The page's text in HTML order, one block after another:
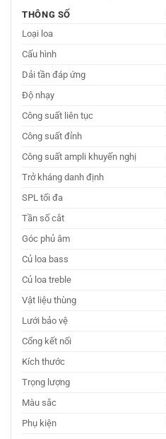
THÔNG SỐ
Loại loa
Cấu hình
Dải tần đáp ứng
Độ nhạy
Công suất liên tục
Công suất đỉnh
Công suất ampli khuyến nghị
Trở kháng danh định
SPL tối đa
Tần số cắt
Góc phủ âm
Củ loa bass
Củ loa treble
Vật liệu thùng
Lưới bảo vệ
Cổng kết nối
Kích thước
Trọng lượng
Màu sắc
Phụ kiện